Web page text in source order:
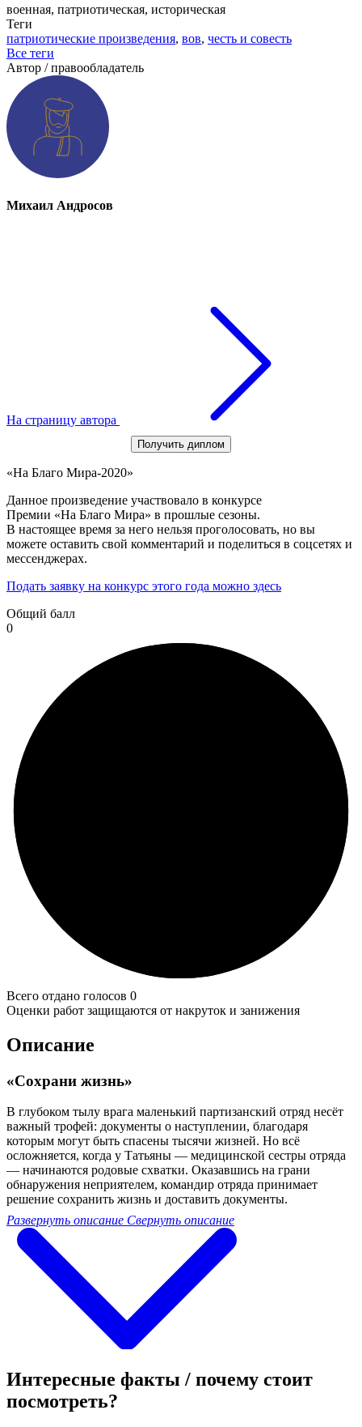
военная, патриотическая, историческая
Теги
патриотические произведения, вов, честь и совесть
Все теги
Автор / правообладатель
Михаил Андросов
На страницу автора
Получить диплом
«На Благо Мира-2020»
Данное произведение участвовало в конкурсе
Премии «На Благо Мира» в прошлые сезоны.
В настоящее время за него нельзя проголосовать, но вы
можете оставить свой комментарий и поделиться в соцсетях и
мессенджерах.
Подать заявку на конкурс этого года можно здесь
Общий балл
0
Всего отдано голосов 0
Оценки работ защищаются от накруток и занижения
Описание
«Сохрани жизнь»
В глубоком тылу врага маленький партизанский отряд несёт
важный трофей: документы о наступлении, благодаря
которым могут быть спасены тысячи жизней. Но всё
осложняется, когда у Татьяны — медицинской сестры отряда
— начинаются родовые схватки. Оказавшись на грани
обнаружения неприятелем, командир отряда принимает
решение сохранить жизнь и доставить документы.
Развернуть описание Свернуть описание
Интересные факты / почему стоит
посмотреть?